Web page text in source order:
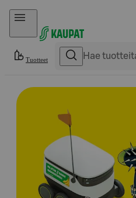
Hyppää sisältöön
Tuotteet